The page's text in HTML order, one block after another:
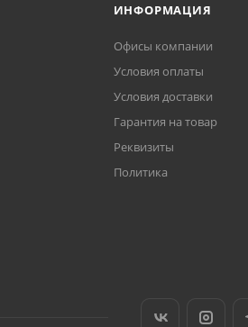
ИНФОРМАЦИЯ
Офисы компании
Условия оплаты
Условия доставки
Гарантия на товар
Реквизиты
Политика